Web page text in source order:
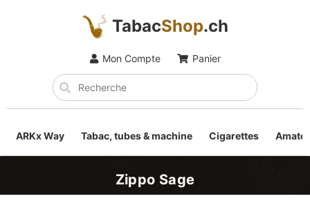
TabacShop.ch
Mon Compte Panier
ARKx Way Tabac, tubes & machine Cigarettes
Zippo Sage